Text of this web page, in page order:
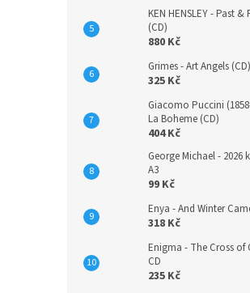
KEN HENSLEY - Past &
(CD)
880 Kč
Grimes - Art Angels (CD)
325 Kč
Giacomo Puccini
La Boheme (CD)
404 Kč
George Michael - 2026
A3
99 Kč
Enya - And Winter
318 Kč
Enigma - The Cross of
CD
235 Kč